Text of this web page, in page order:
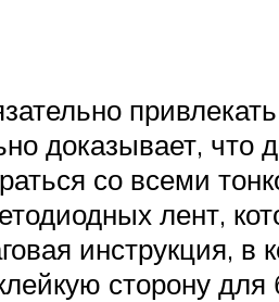
доказывает, что
со всеми
лент,
инструкция, в
сторону для